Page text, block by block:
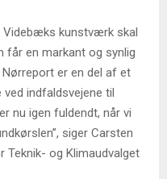
Videbæks kunstværk skal
får en markant og synlig
er en del af et
indfaldsvejene til
nu igen fuldendt, når vi
siger Carsten
og Klimaudvalget